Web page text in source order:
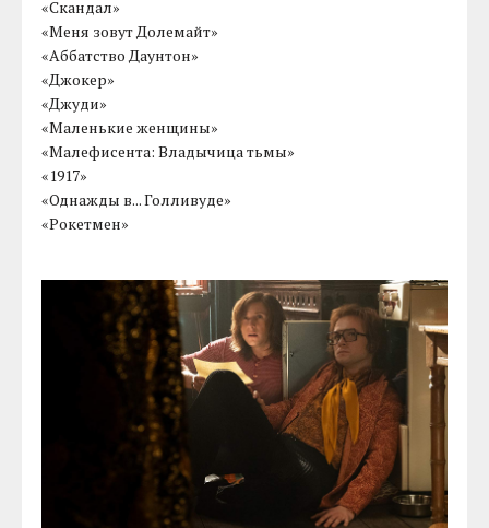
«Скандал»
«Меня зовут Долемайт»
«Аббатство Даунтон»
«Джокер»
«Джуди»
«Маленькие женщины»
«Малефисента: Владычица тьмы»
«1917»
«Однажды в... Голливуде»
«Рокетмен»